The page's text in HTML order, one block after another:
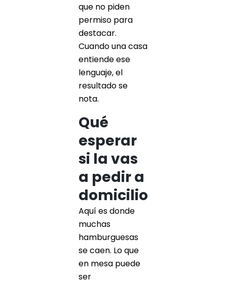
que no piden
permiso para
destacar.
Cuando una casa
entiende ese
lenguaje, el
resultado se
nota.
Qué
esperar
si la vas
a pedir a
domicilio
Aquí es donde
muchas
hamburguesas
se caen. Lo que
en mesa puede
ser